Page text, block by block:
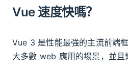
Vue 速度快嗎？
Vue 3 是性能最強的主流前端
大多數 web 應用的場景，並且